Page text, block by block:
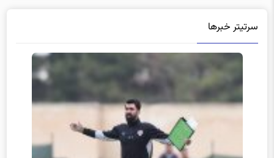
سرتیتر خبرها